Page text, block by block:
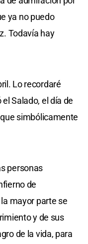
ya no puedo
Todavía hay
Lo recordaré
Salado, el día de
simbólicamente
personas
de
mayor parte se
y de sus
de la vida, para